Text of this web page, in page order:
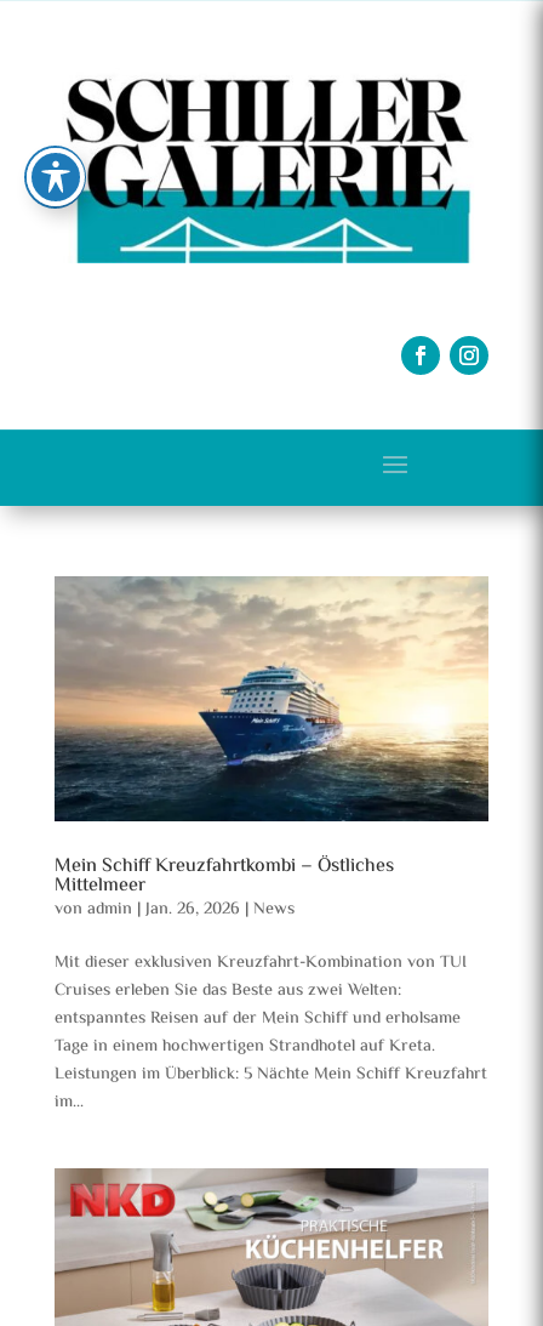
Mein Schiff Kreuzfahrtkombi – Östliches
Mittelmeer
von admin |Jan. 26, 2026 |News
Mit dieser exklusiven Kreuzfahrt-Kombination von TUI
Cruises erleben Sie das Beste aus zwei Welten:
entspanntes Reisen auf der Mein Schiff und erholsame
Tage in einem hochwertigen Strandhotel auf Kreta.
Leistungen im Überblick: 5 Nächte Mein Schiff Kreuzfahrt
im...